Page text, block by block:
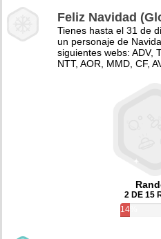
Feliz Navidad
Tienes hasta el 31 de
un personaje de
siguientes webs: ADV,
NTT, AOR, MMD, CF,
2 DE 15
14%